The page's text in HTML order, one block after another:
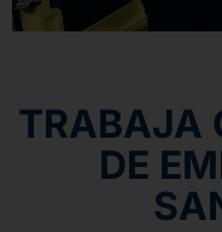
TRABAJA
DE